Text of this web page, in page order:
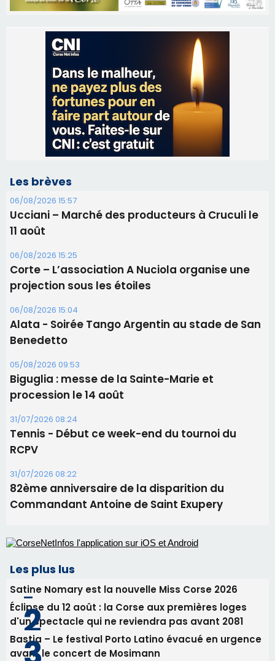
Les brèves
06/08/2026 15:57
Ucciani – Marché des producteurs à Cruculi le
11 août
06/08/2026 15:25
Corte – L’association A Nuciola organise une
projection sous les étoiles
06/08/2026 15:04
Alata - Soirée Tango Argentin au stade de San
Benedetto
05/08/2026 09:53
Biguglia : messe de la Sainte-Marie et
procession le 14 août
31/07/2026 08:24
Tennis - Début ce week-end du tournoi du
RCPV
31/07/2026 08:22
82ème anniversaire de la disparition du
Commandant Antoine de Saint Exupery
Les plus lus
Satine Nomary est la nouvelle Miss Corse 2026
Éclipse du 12 août : la Corse aux premières loges
d'un spectacle qui ne reviendra pas avant 2081
Bastia – Le festival Porto Latino évacué en urgence
avant le concert de Mosimann